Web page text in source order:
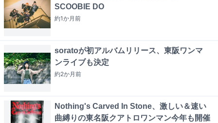
SCOOBIE DO
約1か月前
soratoが初アルバムリリース、東阪ワンマ
ンライブも決定
約2か月前
Nothing's Carved In Stone、激しい＆速い
曲縛りの東名阪クアトロワンマン今年も開催